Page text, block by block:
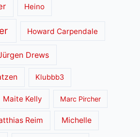
Heino
Howard Carpendale
Drews
Klubbb3
Maite Kelly Marc Pircher
Reim Michelle